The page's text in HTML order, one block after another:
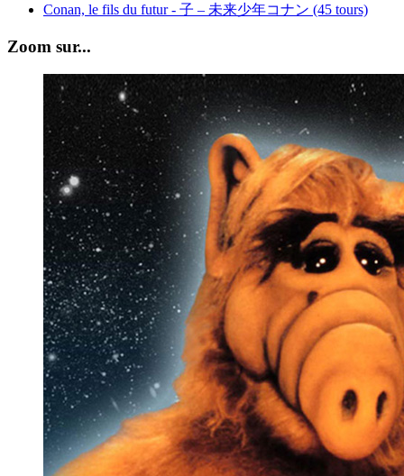
Conan, le fils du futur - 子 – 未来少年コナン (45 tours)
Zoom sur...